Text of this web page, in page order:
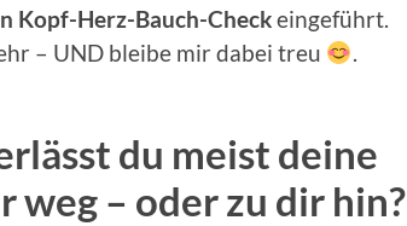
Kopf-Herz-Bauch-Checkeingeführt.
– UND bleibe mir dabei treu
.
du meist deine
weg – oder zu dir hin?